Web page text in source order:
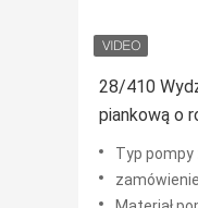
28/410
piankową o
materiałem
twarzy i ciała
Typ pompy